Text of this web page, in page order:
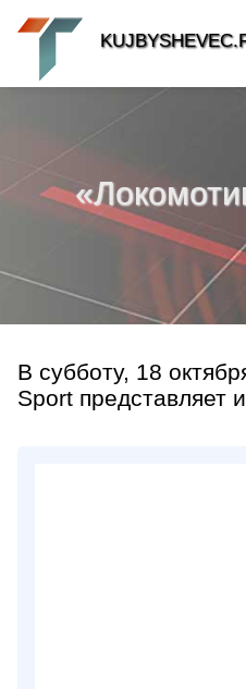
В субботу, 18
Sport представляет